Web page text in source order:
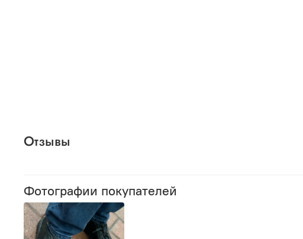
Отзывы
Фотографии покупателей